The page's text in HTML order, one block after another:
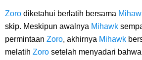
Zoro diketahui berlatih bersama
skip. Meskipun awalnya Mihawk
permintaan Zoro, akhirnya Mihawk
melatih Zoro setelah menyadari bahwa